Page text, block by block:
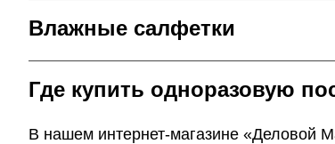
Влажные салфетки
Где купить одноразовую
В нашем интернет-магазине «Деловой